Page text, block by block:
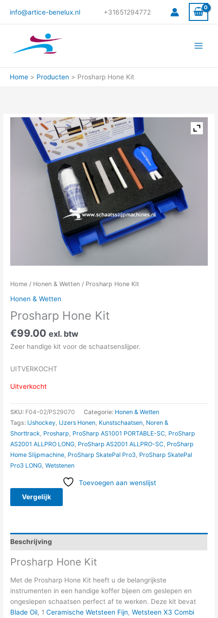
naar
de
info@artice-benelux.nl +31651294772
Home Producten Prosharp Hone Kit
Home / Honen & Wetten / Prosharp Hone Kit
Honen & Wetten
Prosharp Hone Kit
€99.00 exl. btw
Zeer handige kit voor de schaatsenslijper.
UITVERKOCHT
Uitverkocht
SKU: F04-02/PS29070 Categorie: Honen & Wetten
Tags: IJshockey, IJzers Honen, Kunstschaatsen, Noren &
Shorttrack, Prosharp, ProSharp AS1001 PORTABLE-SC, ProSharp
AS2001 ALLPRO LONG, ProSharp AS2001 ALLPRO-SC, ProSharp
Home Slijpmachine, ProSharp SkatePal Pro3, ProSharp SkatePal
Pro3 LONG,Wetstenen
Toevoegen aan wenslijst
Vergelijk
Beschrijving
Prosharp Hone Kit
Met de Prosharp Hone Kit heeft u de belangrijkste
instrumenten in een handige koffer bijeen om geslepen en
ongeslepen schaatsen perfect af te werken. Deze kit bevat
Blade Oil, 1Ceramische Wetsteen Fijn,Wetsteen X3 Combi